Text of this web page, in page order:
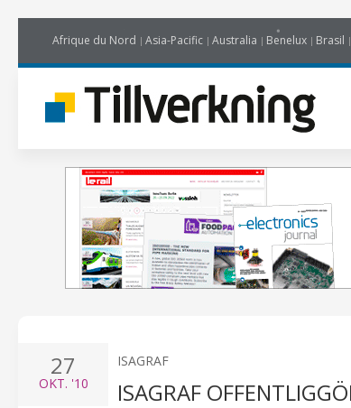
Afrique du Nord Asia-Pacific Australia Benelux Brasil
27
OKT. '10
ISAGRAF
ISAGRAF